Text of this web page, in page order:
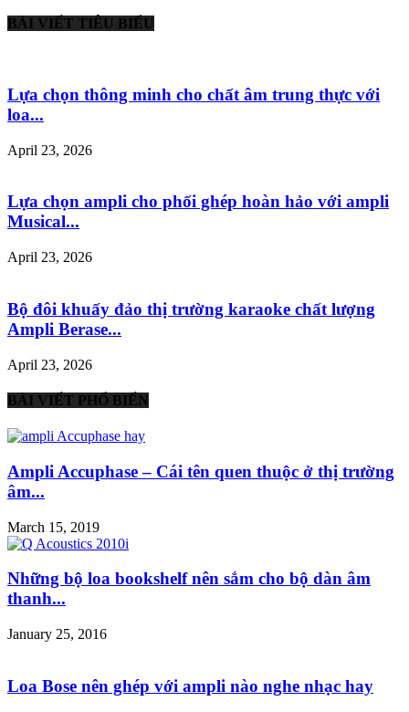
BÀI VIẾT TIÊU BIỂU
Lựa chọn thông minh cho chất âm trung thực với
loa...
April 23, 2026
Lựa chọn ampli cho phối ghép hoàn hảo với ampli
Musical...
April 23, 2026
Bộ đôi khuấy đảo thị trường karaoke chất lượng
Ampli Berase...
April 23, 2026
BÀI VIẾT PHỔ BIẾN
Ampli Accuphase – Cái tên quen thuộc ở thị trường
âm...
March 15, 2019
Những bộ loa bookshelf nên sắm cho bộ dàn âm
thanh...
January 25, 2016
Loa Bose nên ghép với ampli nào nghe nhạc hay